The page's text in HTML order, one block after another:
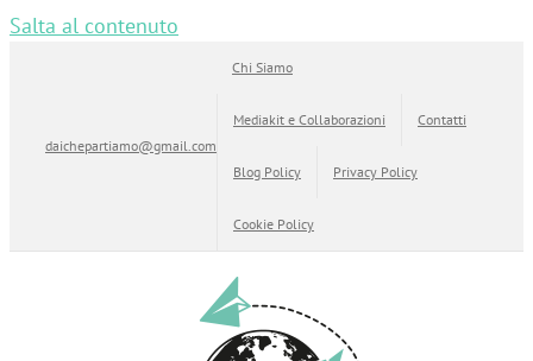
Salta al contenuto
daichepartiamo@gmail.com
Chi Siamo
Mediakit e Collaborazioni Contatti
Blog Policy Privacy Policy
Cookie Policy